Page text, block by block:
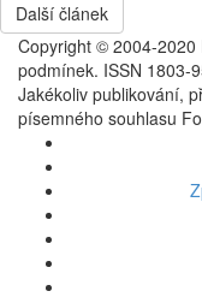
Další článek
Copyright © 2004-2020
podmínek. ISSN 1803-
Jakékoliv publikování,
písemného souhlasu